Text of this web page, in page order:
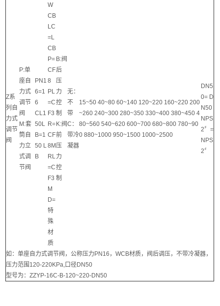
Z系
列自
力式
调节
阀
P:单
座自
力式
调节
阀
M:套
筒自
力立
式调
节阀
PN1
6=1
6
CL1
50L
B=1
50 L
B
W
CB
LC
=L
CB
P=
CF
8
PL
=C
F3
R=
CF
8M
RL
=C
F3
M
D=
特
殊
材
质
B:阀
后
压
力
控
制
K:阀
前
压
力
控
制
无：
不
带
C：
带冷
凝器
15~50 40~80 60~140 120~220 160~220 200
~260 240~300 280~350 330~400 380~450 4
80~560 540~620 600~700 680~800 780~90
0 880~1000 950~1500 1000~2500
DN5
0= D
N50
NPS
2〞=
NPS
2〞
如：单座自力式调节阀，公称压力PN16，WCB材质，阀后调压，不带冷凝器，
压力范围120-220KPa,口径DN50
型号为：ZZYP-16C-B-120~220-DN50